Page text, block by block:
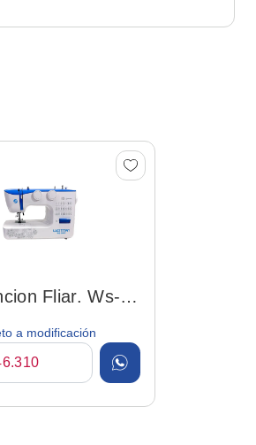
Fliar. Ws-
a modificación